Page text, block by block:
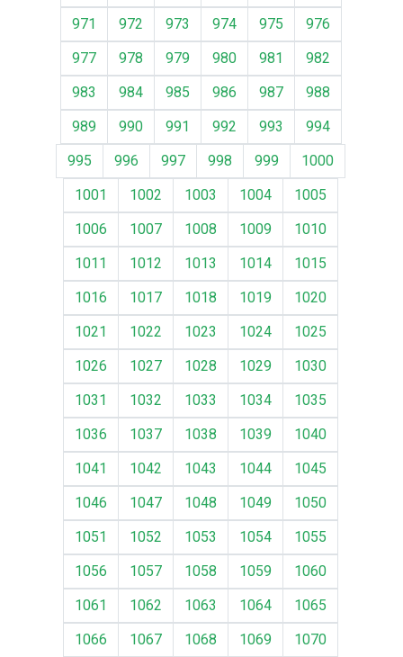
971
972 973 974 975
976
977
978 979 980 981
982
983
984 985 986 987
988
989
990 991 992 993
994
995
996 997 998 999
1000
1001
1002 1003 1004
1005
1006
1007 1008 1009
1010
1011
1012 1013 1014
1015
1016
1017 1018 1019
1020
1021
1022 1023 1024
1025
1026
1027 1028 1029
1030
1031
1032 1033 1034
1035
1036
1037 1038 1039
1040
1041
1042 1043 1044
1045
1046
1047 1048 1049
1050
1051
1052 1053 1054
1055
1056
1057 1058 1059
1060
1061
1062 1063 1064
1065
1066
1067 1068 1069
1070